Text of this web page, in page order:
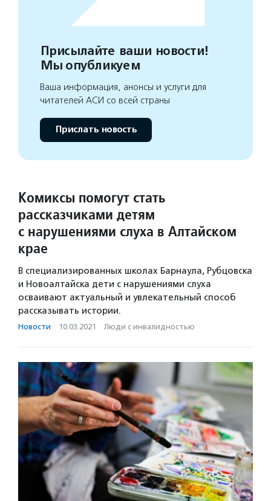
Присылайте ваши новости!
Мы опубликуем
Ваша информация, анонсы и услуги для
читателей АСИ со всей страны
Прислать новость
Комиксы помогут стать
рассказчиками детям
с нарушениями слуха в Алтайском
крае
В специализированных школах Барнаула, Рубцовска
и Новоалтайска дети с нарушениями слуха
осваивают актуальный и увлекательный способ
рассказывать истории.
Новости · 10.03.2021 · Люди с инвалидностью